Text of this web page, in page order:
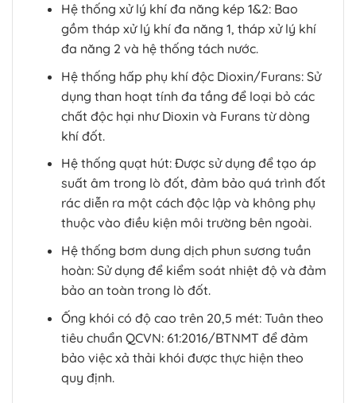
Hệ thống xử lý khí đa năng kép 1&2: Bao
gồm tháp xử lý khí đa năng 1, tháp xử lý khí
đa năng 2 và hệ thống tách nước.
Hệ thống hấp phụ khí độc Dioxin/Furans: Sử
dụng than hoạt tính đa tầng để loại bỏ các
chất độc hại như Dioxin và Furans từ dòng
khí đốt.
Hệ thống quạt hút: Được sử dụng để tạo áp
suất âm trong lò đốt, đảm bảo quá trình đốt
rác diễn ra một cách độc lập và không phụ
thuộc vào điều kiện môi trường bên ngoài.
Hệ thống bơm dung dịch phun sương tuần
hoàn: Sử dụng để kiểm soát nhiệt độ và đảm
bảo an toàn trong lò đốt.
Ống khói có độ cao trên 20,5 mét: Tuân theo
tiêu chuẩn QCVN: 61:2016/BTNMT để đảm
bảo việc xả thải khói được thực hiện theo
quy định.